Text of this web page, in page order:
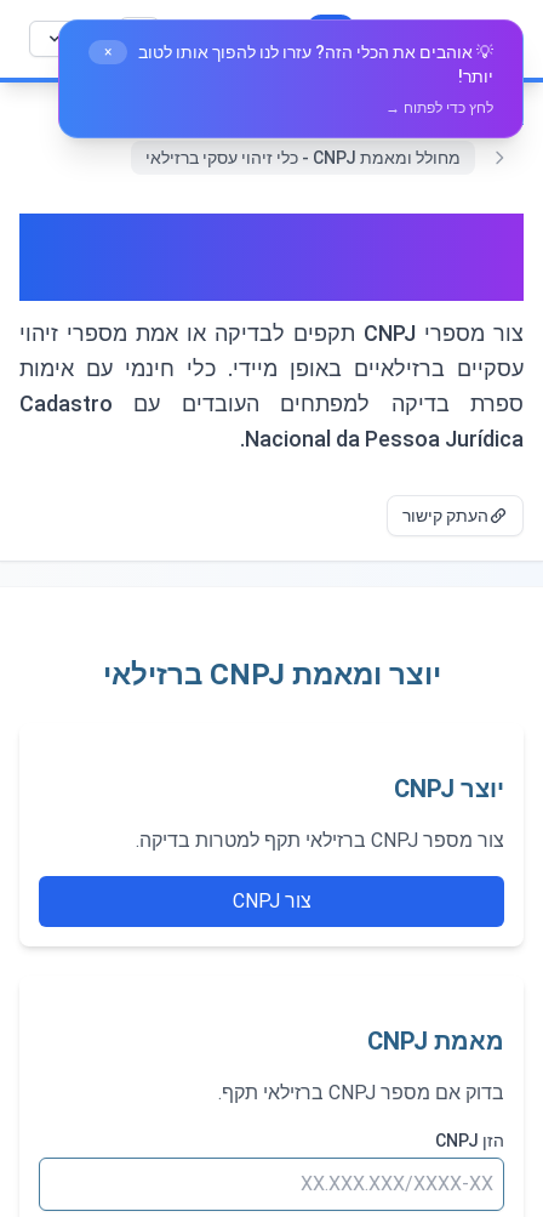
דלג לתוכן
Whiz Tools עברית
בית
משפטים ועסקים
מחולל ומאמת CNPJ - כלי זיהוי עסקי ברזילאי
צור מספרי CNPJ תקפים לבדיקה או אמת מספרי זיהוי
עסקיים ברזילאיים באופן מיידי. כלי חינמי עם אימות
ספרת בדיקה למפתחים העובדים עם Cadastro
Nacional da Pessoa Jurídica.
העתק קישור
יוצר ומאמת CNPJ ברזילאי
יוצר CNPJ
צור מספר CNPJ ברזילאי תקף למטרות בדיקה.
צור CNPJ
מאמת CNPJ
בדוק אם מספר CNPJ ברזילאי תקף.
הזן CNPJ
💡 אוהבים את הכלי הזה? עזרו לנו להפוך אותו לטוב
יותר!
×
לחץ כדי לפתוח →